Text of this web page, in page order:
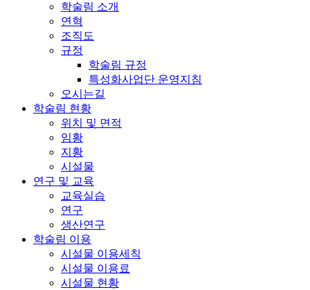
학술림 소개
연혁
조직도
규정
학술림 규정
특성화사업단 운영지침
오시는길
학술림 현황
위치 및 면적
임황
지황
시설물
연구 및 교육
교육실습
연구
생산연구
학술림 이용
시설물 이용세칙
시설물 이용료
시설물 현황